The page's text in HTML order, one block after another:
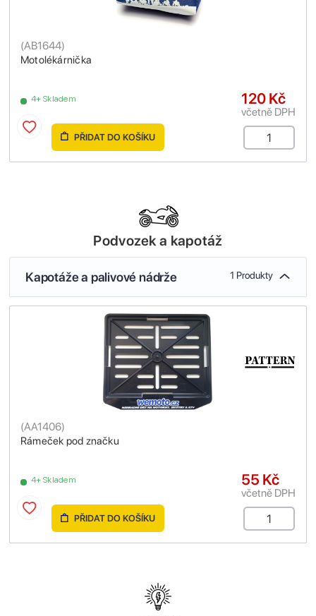
Motolékárnička
(AB1644)
4+ Skladem 120 Kč
včetně DPH
PŘIDAT DO KOŠÍKU
Podvozek a kapotáž
Kapotáže a palivové nádrže 1 Produkty
Rámeček pod značku
(AA1406)
4+ Skladem 55 Kč
včetně DPH
PŘIDAT DO KOŠÍKU